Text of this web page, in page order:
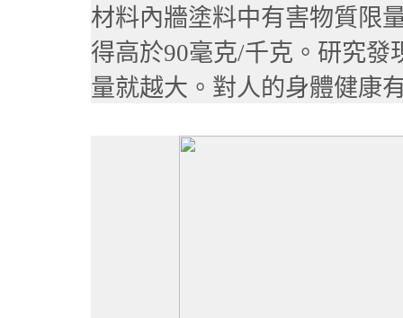
材料內牆塗料中有害物質限
得高於90毫克/千克。 研究發
量就越大。 對人的身體健康